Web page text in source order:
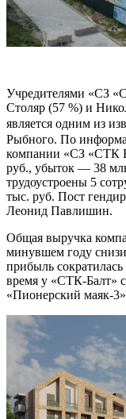
Учредителями «СЗ
Столяр (57 %) и
является одним из
Рыбного. По
компании «СЗ «СТК
руб., убыток — 38
трудоустроены 5
тыс. руб. Пост
Леонид Павлишин.
Общая выручка
минувшем году
прибыль
время у «СТК-Балт»
«Пионерский маяк-